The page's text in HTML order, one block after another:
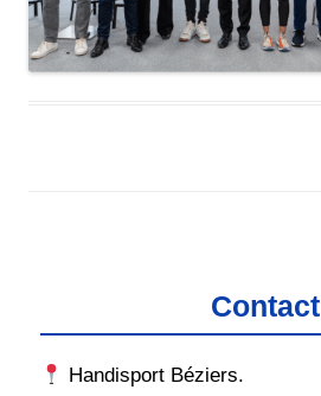
Contact
Handisport Béziers.